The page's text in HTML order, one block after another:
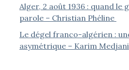
Alger, 2 août 1936 : quand le
parole – Christian Phéline
Le dégel franco-algérien :
asymétrique – Karim Medjani